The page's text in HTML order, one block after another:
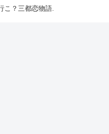
こ？三都恋物語.